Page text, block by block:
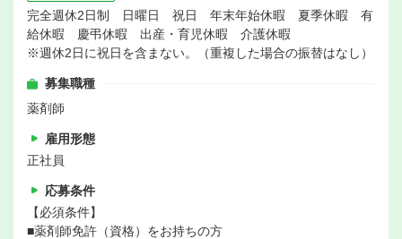
完全週休2日制 日曜日 祝日 年末年始休暇 夏季休暇 有
給休暇 慶弔休暇 出産・育児休暇 介護休暇
※週休2日に祝日を含まない。（重複した場合の振替はなし）
募集職種
薬剤師
雇用形態
正社員
応募条件
【必須条件】
■薬剤師免許（資格）をお持ちの方